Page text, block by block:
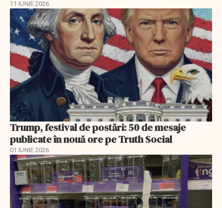
11 IUNIE 2026
Trump, festival de postări: 50 de mesaje
publicate în nouă ore pe Truth Social
01 IUNIE 2026